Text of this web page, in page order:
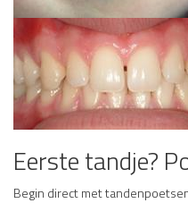
Eerste tandje?
Begin direct met